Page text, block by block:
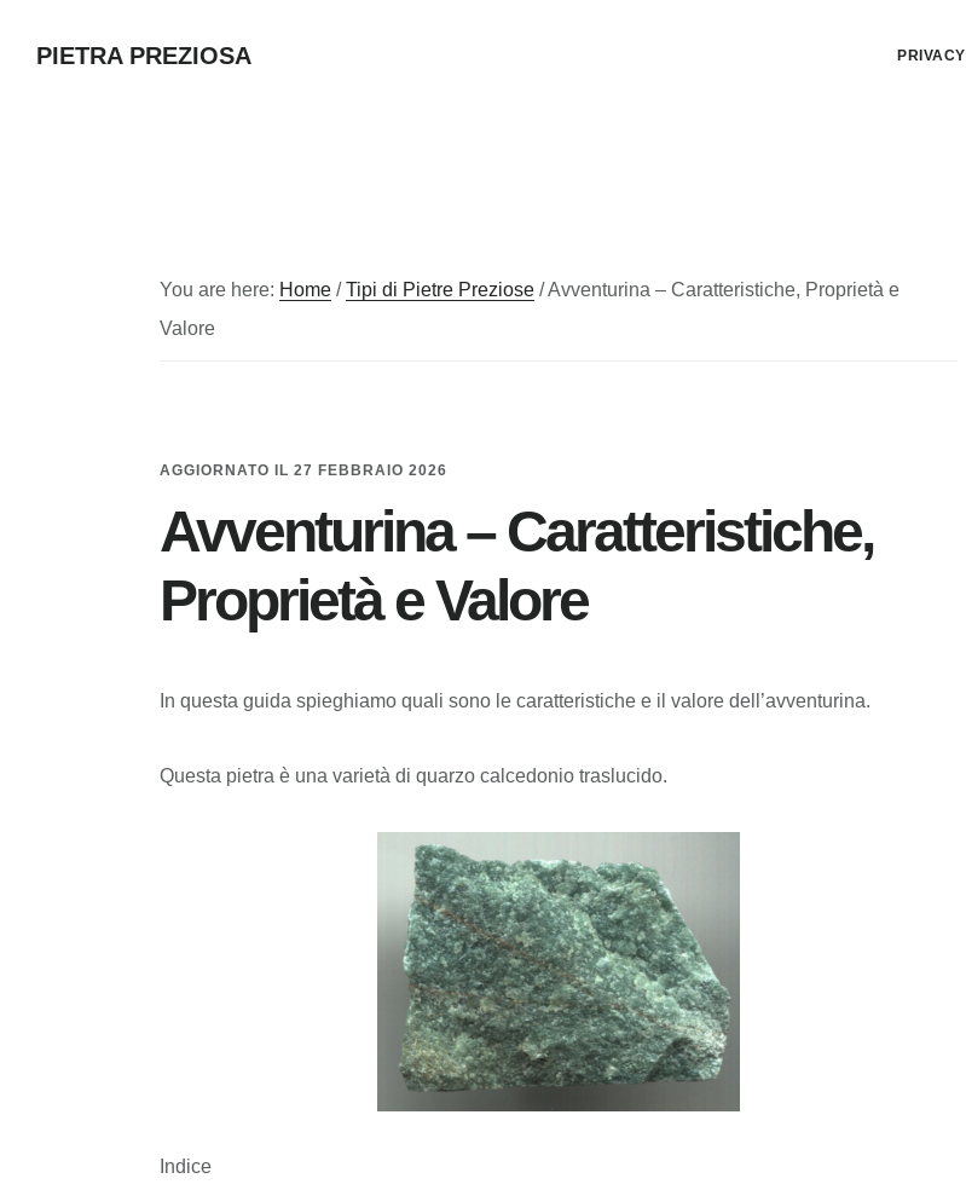
PIETRA PREZIOSA PRIVACY
You are here: Home / Tipi di Pietre Preziose /Avventurina – Caratteristiche, Proprietà e
Valore
AGGIORNATO IL 27 FEBBRAIO 2026
Avventurina – Caratteristiche,
Proprietà e Valore
In questa guida spieghiamo quali sono le caratteristiche e il valore dell’avventurina.
Questa pietra è una varietà di quarzo calcedonio traslucido.
Indice